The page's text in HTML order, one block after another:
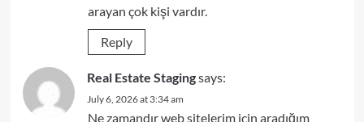
arayan çok kişi vardır.
Reply
Real Estate Stagingsays:
July 6, 2026 at 3:34 am
Ne zamandır web sitelerim için aradığım